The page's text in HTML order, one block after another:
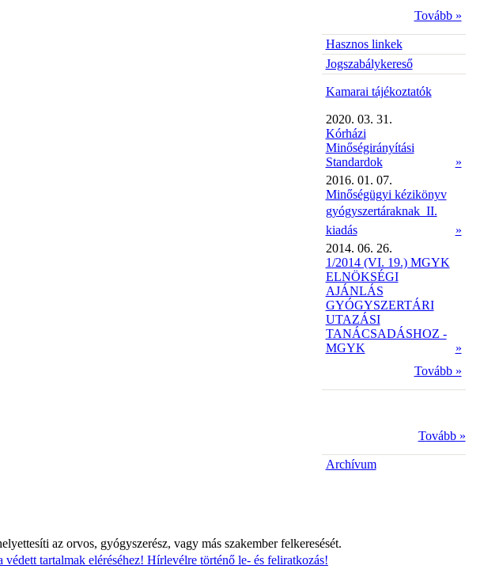
Tovább »
Hasznos linkek
Jogszabálykereső
Kamarai tájékoztatók
2020. 03. 31.
Kórházi
Minőségirányítási
Standardok
»
2016. 01. 07.
Minőségügyi kézikönyv
gyógyszertáraknak  II.
kiadás
»
2014. 06. 26.
1/2014 (VI. 19.) MGYK
ELNÖKSÉGI
AJÁNLÁS
GYÓGYSZERTÁRI
UTAZÁSI
TANÁCSADÁSHOZ -
MGYK
»
Tovább »
Tovább »
Archívum
az orvos, gyógyszerész, vagy más szakember felkeresését.
védett tartalmak eléréséhez! Hírlevélre történő le- és feliratkozás!